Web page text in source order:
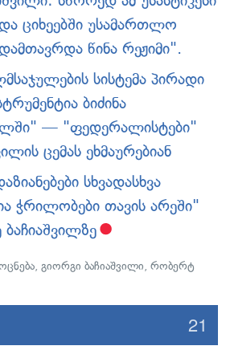
ციხეებში უსამართლო
წინა რეჟიმი".
სისტემა პირადი
ბიძინა
— "ფედერალისტები"
ცემას ეხმაურებიან
სხვადასხვა
ჭრილობები თავის არეში"
, გიორგი ბაჩიაშვილი, რობერტ
21